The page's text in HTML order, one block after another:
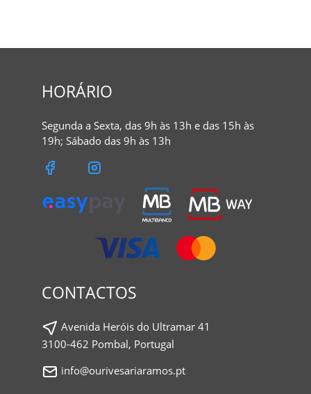
HORÁRIO
Segunda a Sexta, das 9h às 13h e das 15h às
19h; Sábado das 9h às 13h
CONTACTOS
Avenida Heróis do Ultramar 41
3100-462 Pombal, Portugal
info@ourivesariaramos.pt